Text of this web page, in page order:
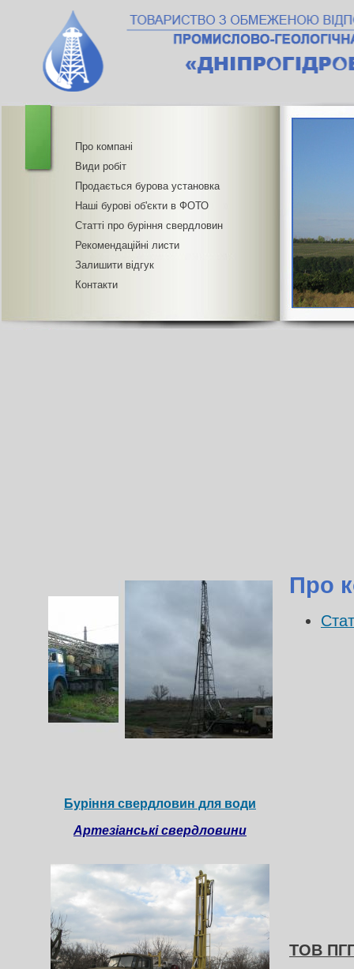
Про компані
Види робіт
Продається бурова установка
Наші бурові об'єкти в ФОТО
Статті про буріння свердловин
Рекомендаційні листи
Залишити відгук
Контакти
Про
ТОВ
Буріння свердловин для води
Артезіанські свердловини